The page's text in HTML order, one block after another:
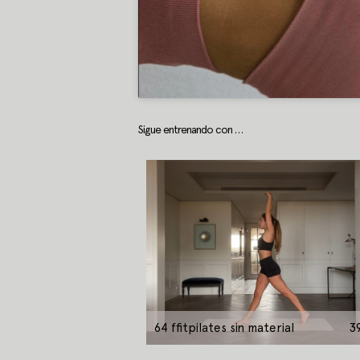
Sigue entrenando con …
64 ffitpilates sin material